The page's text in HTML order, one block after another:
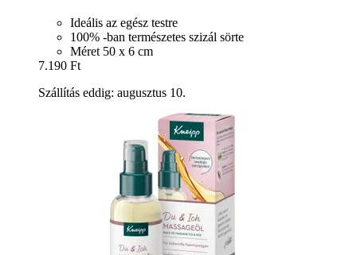
Ideális az egész testre
100% -ban természetes szizál sörte
Méret 50 x 6 cm
7.190 Ft
Szállítás eddig: augusztus 10.